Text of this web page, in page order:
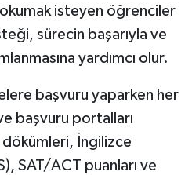
isteyen öğrenciler
sürecin başarıyla ve
yardımcı olur.
başvuru yaparken her
başvuru portalları
İngilizce
SAT/ACT puanları ve